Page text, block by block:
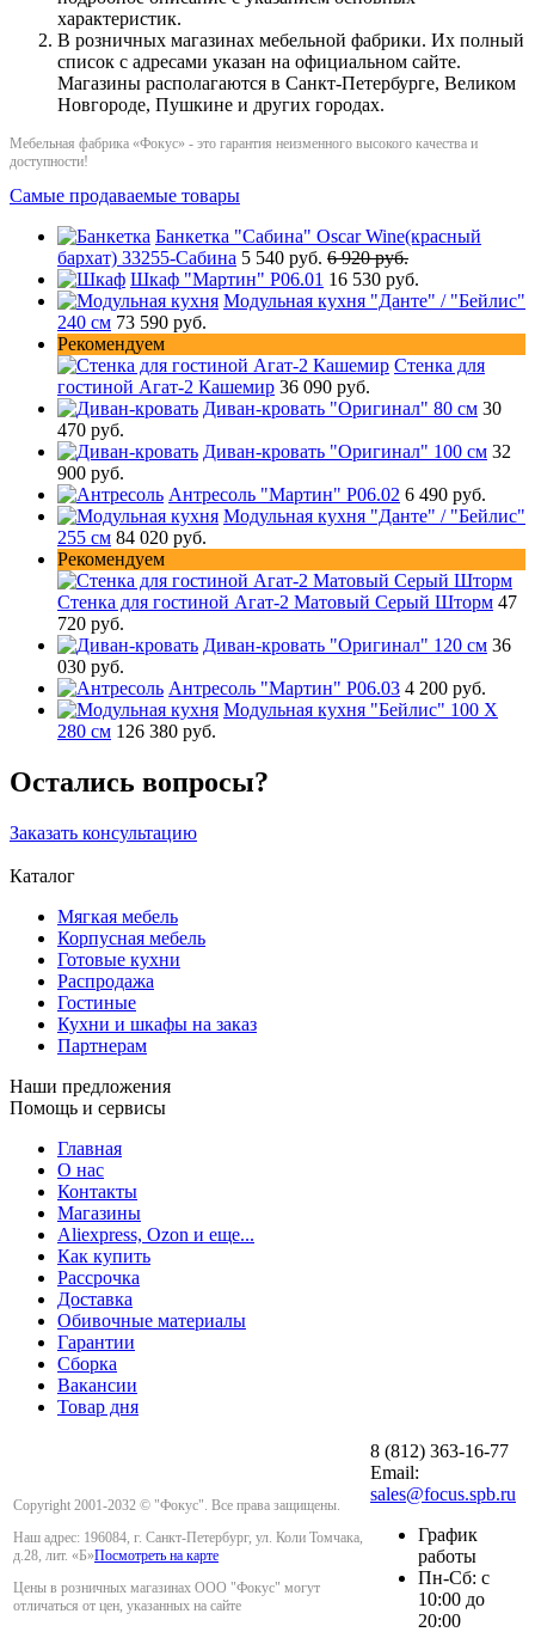
характеристик.
В розничных магазинах мебельной фабрики. Их полный
список с адресами указан на официальном сайте.
Магазины располагаются в Санкт-Петербурге, Великом
Новгороде, Пушкине и других городах.
Мебельная фабрика «Фокус» - это гарантия неизменного высокого качества и
доступности!
Самые продаваемые товары
Банкетка "Сабина" Oscar Wine(красный
бархат) 33255-Сабина 5 540 руб. 6 920 руб.
Шкаф "Мартин" Р06.01 16 530 руб.
Модульная кухня "Данте" / "Бейлис"
240 см 73 590 руб.
Рекомендуем
Стенка для
гостиной Агат-2 Кашемир 36 090 руб.
Диван-кровать "Оригинал" 80 см 30
470 руб.
Диван-кровать "Оригинал" 100 см 32
900 руб.
Антресоль "Мартин" Р06.02 6 490 руб.
Модульная кухня "Данте" / "Бейлис"
255 см 84 020 руб.
Рекомендуем
Стенка для гостиной Агат-2 Матовый Серый Шторм 47
720 руб.
Диван-кровать "Оригинал" 120 см 36
030 руб.
Антресоль "Мартин" Р06.03 4 200 руб.
Модульная кухня "Бейлис" 100 Х
280 см 126 380 руб.
Остались вопросы?
Заказать консультацию
Каталог
Мягкая мебель
Корпусная мебель
Готовые кухни
Распродажа
Гостиные
Кухни и шкафы на заказ
Партнерам
Наши предложения
Помощь и сервисы
Главная
О нас
Контакты
Магазины
Aliexpress, Ozon и еще...
Как купить
Рассрочка
Доставка
Обивочные материалы
Гарантии
Сборка
Вакансии
Товар дня
Copyright 2001-2032 © "Фокус". Все права защищены.
Наш адрес: 196084, г. Санкт-Петербург, ул. Коли Томчака,
д.28, лит. «Б»Посмотреть на карте
Цены в розничных магазинах ООО "Фокус" могут
отличаться от цен, указанных на сайте
8 (812) 363-16-77
Email:
sales@focus.spb.ru
График
работы
Пн-Сб: с
10:00 до
20:00